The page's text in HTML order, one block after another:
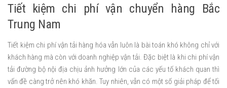
Tiết kiệm chi phí vận chuyển hàng Bắc
Trung Nam
Tiết kiệm chi phí vận tải hàng hóa vẫn luôn là bài toán khó không chỉ với
khách hàng mà còn với doanh nghiệp vận tải. Đặc biệt là khi chi phí vận
tải đường bộ nội địa chịu ảnh hưởng lớn của các yếu tố khách quan thì
vấn đề càng trở nên khó khăn. Tuy nhiên, vẫn có một số giải pháp để tối